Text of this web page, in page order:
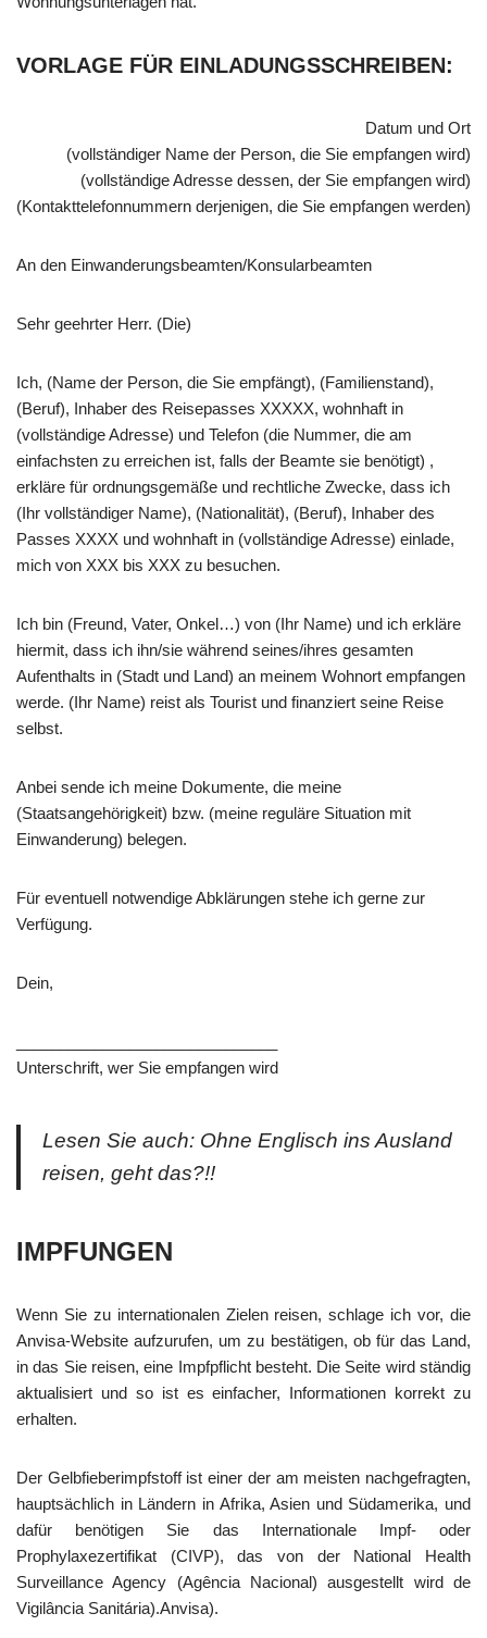
VORLAGE FÜR EINLADUNGSSCHREIBEN:
Datum und Ort
(vollständiger Name der Person, die Sie empfangen wird)
(vollständige Adresse dessen, der Sie empfangen wird)
(Kontakttelefonnummern derjenigen, die Sie empfangen werden)
An den Einwanderungsbeamten/Konsularbeamten
Sehr geehrter Herr. (Die)
Ich, (Name der Person, die Sie empfängt), (Familienstand),
(Beruf), Inhaber des Reisepasses XXXXX, wohnhaft in
(vollständige Adresse) und Telefon (die Nummer, die am
einfachsten zu erreichen ist, falls der Beamte sie benötigt) ,
erkläre für ordnungsgemäße und rechtliche Zwecke, dass ich
(Ihr vollständiger Name), (Nationalität), (Beruf), Inhaber des
Passes XXXX und wohnhaft in (vollständige Adresse) einlade,
mich von XXX bis XXX zu besuchen.
Ich bin (Freund, Vater, Onkel…) von (Ihr Name) und ich erkläre
hiermit, dass ich ihn/sie während seines/ihres gesamten
Aufenthalts in (Stadt und Land) an meinem Wohnort empfangen
werde. (Ihr Name) reist als Tourist und finanziert seine Reise
selbst.
Anbei sende ich meine Dokumente, die meine
(Staatsangehörigkeit) bzw. (meine reguläre Situation mit
Einwanderung) belegen.
Für eventuell notwendige Abklärungen stehe ich gerne zur
Verfügung.
Dein,
Unterschrift, wer Sie empfangen wird
Lesen Sie auch: Ohne Englisch ins Ausland
reisen, geht das?!!
IMPFUNGEN
Wenn Sie zu internationalen Zielen reisen, schlage ich vor, die
Anvisa-Website aufzurufen, um zu bestätigen, ob für das Land,
in das Sie reisen, eine Impfpflicht besteht. Die Seite wird ständig
aktualisiert und so ist es einfacher, Informationen korrekt zu
erhalten.
Der Gelbfieberimpfstoff ist einer der am meisten nachgefragten,
hauptsächlich in Ländern in Afrika, Asien und Südamerika, und
dafür benötigen Sie das Internationale Impf- oder
Prophylaxezertifikat (CIVP), das von der National Health
Surveillance Agency (Agência Nacional) ausgestellt wird de
Vigilância Sanitária).Anvisa).